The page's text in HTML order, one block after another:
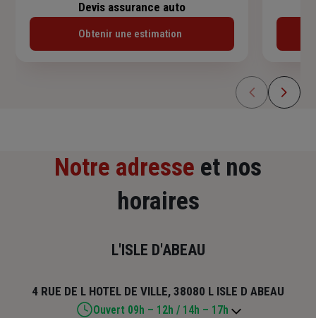
Devis assurance auto
Obtenir une estimation
Notre adresse et nos
horaires
L'ISLE D'ABEAU
4 RUE DE L HOTEL DE VILLE, 38080 L ISLE D ABEAU
Ouvert 09h – 12h / 14h – 17h